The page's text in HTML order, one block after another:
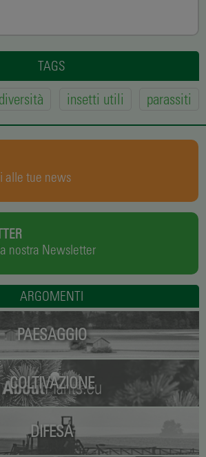
TAGS
insetti utili parassiti
alle tue news
nostra Newsletter
ARGOMENTI
PAESAGGIO
COLTIVAZIONE
DIFESA